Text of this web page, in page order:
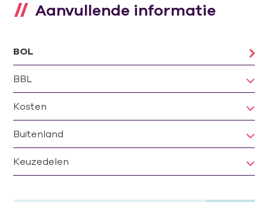
Aanvullende informatie
BOL
BBL
Kosten
Buitenland
Keuzedelen